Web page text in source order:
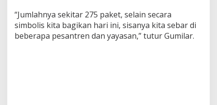
“Jumlahnya sekitar 275 paket, selain secara
simbolis kita bagikan hari ini, sisanya kita sebar di
beberapa pesantren dan yayasan,” tutur Gumilar.